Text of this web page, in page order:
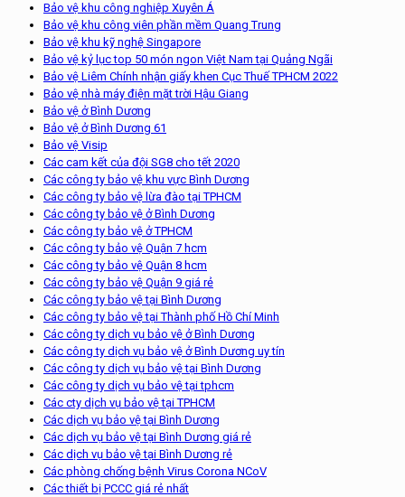
Bảo vệ khu công nghiệp Xuyên Á
Bảo vệ khu công viên phần mềm Quang Trung
Bảo vệ khu kỹ nghệ Singapore
Bảo vệ kỷ lục top 50 món ngon Việt Nam tại Quảng Ngãi
Bảo vệ Liêm Chính nhận giấy khen Cục Thuế TPHCM 2022
Bảo vệ nhà máy điện mặt trời Hậu Giang
Bảo vệ ở Bình Dương
Bảo vệ ở Bình Dương 61
Bảo vệ Visip
Các cam kết của đội SG8 cho tết 2020
Các công ty bảo vệ khu vực Bình Dương
Các công ty bảo vệ lừa đào tại TPHCM
Các công ty bảo vệ ở Bình Dương
Các công ty bảo vệ ở TPHCM
Các công ty bảo vệ Quận 7 hcm
Các công ty bảo vệ Quận 8 hcm
Các công ty bảo vệ Quận 9 giá rẻ
Các công ty bảo vệ tại Bình Dương
Các công ty bảo vệ tại Thành phố Hồ Chí Minh
Các công ty dịch vụ bảo vệ ở Bình Dương
Các công ty dịch vụ bảo vệ ở Bình Dương uy tín
Các công ty dịch vụ bảo vệ tại Bình Dương
Các công ty dịch vụ bảo vệ tại tphcm
Các cty dịch vụ bảo vệ tại TPHCM
Các dịch vụ bảo vệ tại Bình Dương
Các dịch vụ bảo vệ tại Bình Dương giá rẻ
Các dịch vụ bảo vệ tại Bình Dương rẻ
Các phòng chống bệnh Virus Corona NCoV
Các thiết bị PCCC giá rẻ nhất